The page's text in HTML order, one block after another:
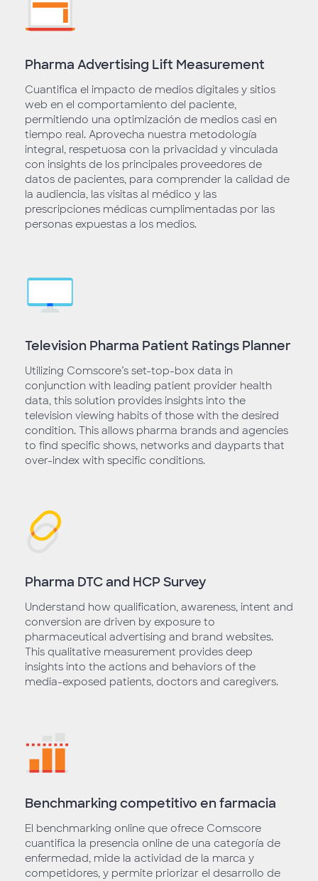
Pharma Advertising Lift Measurement
Cuantifica el impacto de medios digitales y sitios
web en el comportamiento del paciente,
permitiendo una optimización de medios casi en
tiempo real. Aprovecha nuestra metodología
integral, respetuosa con la privacidad y vinculada
con insights de los principales proveedores de
datos de pacientes, para comprender la calidad de
la audiencia, las visitas al médico y las
prescripciones médicas cumplimentadas por las
personas expuestas a los medios.
Television Pharma Patient Ratings Planner
Utilizing Comscore’s set-top-box data in
conjunction with leading patient provider health
data, this solution provides insights into the
television viewing habits of those with the desired
condition. This allows pharma brands and agencies
to find specific shows, networks and dayparts that
over-index with specific conditions.
Pharma DTC and HCP Survey
Understand how qualification, awareness, intent and
conversion are driven by exposure to
pharmaceutical advertising and brand websites.
This qualitative measurement provides deep
insights into the actions and behaviors of the
media-exposed patients, doctors and caregivers.
Benchmarking competitivo en farmacia
El benchmarking online que ofrece Comscore
cuantifica la presencia online de una categoría de
enfermedad, mide la actividad de la marca y
competidores, y permite priorizar el desarrollo de